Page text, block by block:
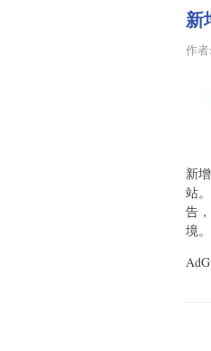
新
作者:
新
站
告
境。